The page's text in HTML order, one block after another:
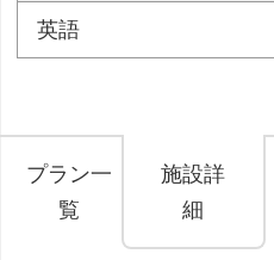
英語
プラン一
覧
施設詳
細